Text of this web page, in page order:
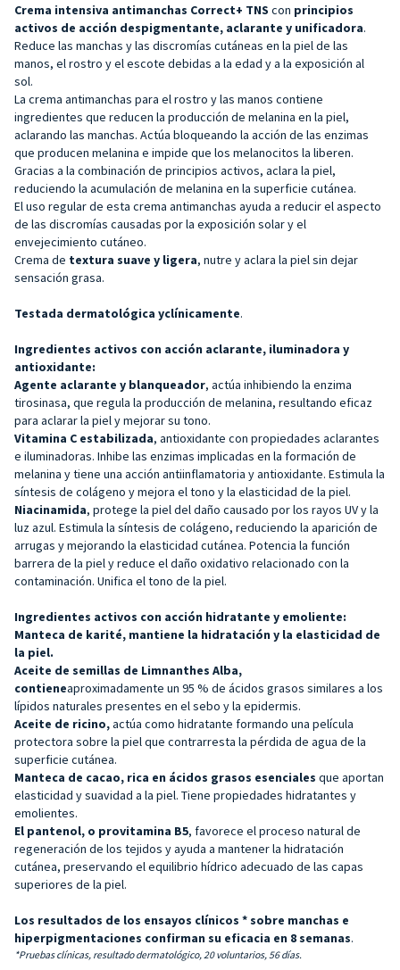
Crema intensiva antimanchas Correct+ TNS con principios
activos de acción despigmentante, aclarante y unificadora.
Reduce las manchas y las discromías cutáneas en la piel de las
manos, el rostro y el escote debidas a la edad y a la exposición al
sol.
La crema antimanchas para el rostro y las manos contiene
ingredientes que reducen la producción de melanina en la piel,
aclarando las manchas. Actúa bloqueando la acción de las enzimas
que producen melanina e impide que los melanocitos la liberen.
Gracias a la combinación de principios activos, aclara la piel,
reduciendo la acumulación de melanina en la superficie cutánea.
El uso regular de esta crema antimanchas ayuda a reducir el aspecto
de las discromías causadas por la exposición solar y el
envejecimiento cutáneo.
Crema de textura suave y ligera, nutre y aclara la piel sin dejar
sensación grasa.
Testada dermatológica yclínicamente.
Ingredientes activos con acción aclarante, iluminadora y
antioxidante:
Agente aclarante y blanqueador, actúa inhibiendo la enzima
tirosinasa, que regula la producción de melanina, resultando eficaz
para aclarar la piel y mejorar su tono.
Vitamina C estabilizada, antioxidante con propiedades aclarantes
e iluminadoras. Inhibe las enzimas implicadas en la formación de
melanina y tiene una acción antiinflamatoria y antioxidante. Estimula la
síntesis de colágeno y mejora el tono y la elasticidad de la piel.
Niacinamida, protege la piel del daño causado por los rayos UV y la
luz azul. Estimula la síntesis de colágeno, reduciendo la aparición de
arrugas y mejorando la elasticidad cutánea. Potencia la función
barrera de la piel y reduce el daño oxidativo relacionado con la
contaminación. Unifica el tono de la piel.
Ingredientes activos con acción hidratante y emoliente:
Manteca de karité, mantiene la hidratación y la elasticidad de
la piel.
Aceite de semillas de Limnanthes Alba,
contieneaproximadamente un 95 % de ácidos grasos similares a los
lípidos naturales presentes en el sebo y la epidermis.
Aceite de ricino,actúa como hidratante formando una película
protectora sobre la piel que contrarresta la pérdida de agua de la
superficie cutánea.
Manteca de cacao, rica en ácidos grasos esenciales que aportan
elasticidad y suavidad a la piel. Tiene propiedades hidratantes y
emolientes.
El pantenol, o provitamina B5, favorece el proceso natural de
regeneración de los tejidos y ayuda a mantener la hidratación
cutánea, preservando el equilibrio hídrico adecuado de las capas
superiores de la piel.
Los resultados de los ensayos clínicos * sobre manchas e
hiperpigmentaciones confirman su eficacia en 8 semanas.
*Pruebas clínicas, resultado dermatológico, 20 voluntarios, 56 días.